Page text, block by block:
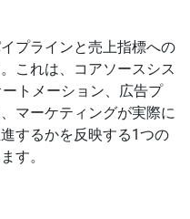
プラインと売上指標への
これは、コアソースシス
トメーション、広告プ
マーケティングが実際に
するかを反映する1つの
す。